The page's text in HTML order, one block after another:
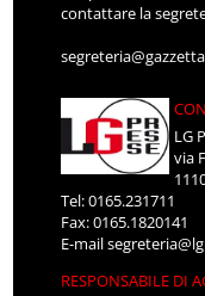
contattare la
LG
via
Tel: 0165.231711
Fax: 0165.1820141
E-mail
RESPONSABILE DI